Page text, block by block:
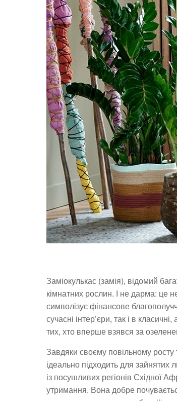
Заміокулькас (замія), відомий
кімнатних рослин. І не дарма: це
символізує фінансове
сучасні інтер’єри, так і в
тих, хто вперше взявся за
Завдяки своєму повільному росту
ідеально підходить для
із посушливих регіонів Східної
утримання. Вона добре